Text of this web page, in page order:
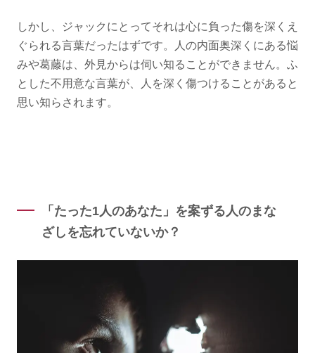
しかし、ジャックにとってそれは心に負った傷を深くえ
ぐられる言葉だったはずです。人の内面奥深くにある悩
みや葛藤は、外見からは伺い知ることができません。ふ
とした不用意な言葉が、人を深く傷つけることがあると
思い知らされます。
「たった1人のあなた」を案ずる人のまな
ざしを忘れていないか？